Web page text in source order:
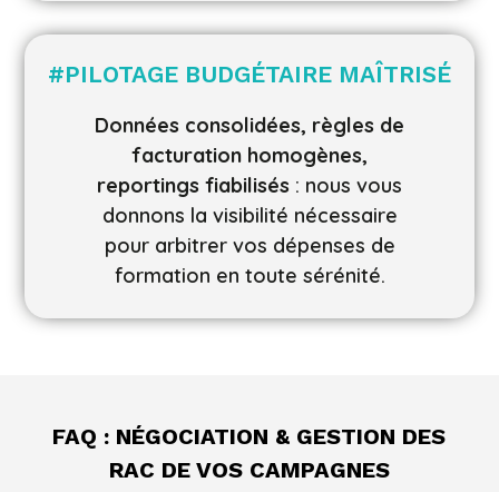
#PILOTAGE BUDGÉTAIRE MAÎTRISÉ
Données consolidées, règles de
facturation homogènes,
reportings fiabilisés : nous vous
donnons la visibilité nécessaire
pour arbitrer vos dépenses de
formation en toute sérénité.
FAQ : NÉGOCIATION & GESTION DES
RAC DE VOS CAMPAGNES